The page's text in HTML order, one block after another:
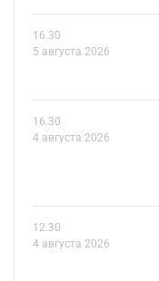
16.30
5 августа 2026
16.30
4 августа 2026
12.30
4 августа 2026